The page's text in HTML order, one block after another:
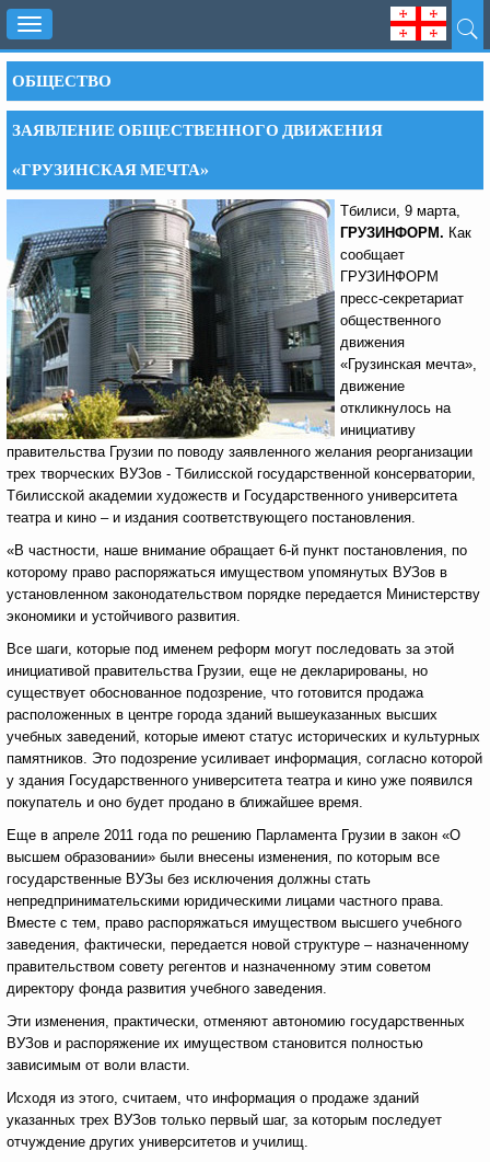
Toggle
navigation
ОБЩЕСТВО
ЗАЯВЛЕНИЕ ОБЩЕСТВЕННОГО ДВИЖЕНИЯ
«ГРУЗИНСКАЯ МЕЧТА»
Тбилиси, 9 марта,
ГРУЗИНФОРМ. Как
сообщает
ГРУЗИНФОРМ
пресс-секретариат
общественного
движения
«Грузинская мечта»,
движение
откликнулось на
инициативу
правительства Грузии по поводу заявленного желания реорганизации
трех творческих ВУЗов - Тбилисской государственной консерватории,
Тбилисской академии художеств и Государственного университета
театра и кино – и издания соответствующего постановления.
«В частности, наше внимание обращает 6-й пункт постановления, по
которому право распоряжаться имуществом упомянутых ВУЗов в
установленном законодательством порядке передается Министерству
экономики и устойчивого развития.
Все шаги, которые под именем реформ могут последовать за этой
инициативой правительства Грузии, еще не декларированы, но
существует обоснованное подозрение, что готовится продажа
расположенных в центре города зданий вышеуказанных высших
учебных заведений, которые имеют статус исторических и культурных
памятников. Это подозрение усиливает информация, согласно которой
у здания Государственного университета театра и кино уже появился
покупатель и оно будет продано в ближайшее время.
Еще в апреле 2011 года по решению Парламента Грузии в закон «О
высшем образовании» были внесены изменения, по которым все
государственные ВУЗы без исключения должны стать
непредпринимательскими юридическими лицами частного права.
Вместе с тем, право распоряжаться имуществом высшего учебного
заведения, фактически, передается новой структуре – назначенному
правительством совету регентов и назначенному этим советом
директору фонда развития учебного заведения.
Эти изменения, практически, отменяют автономию государственных
ВУЗов и распоряжение их имуществом становится полностью
зависимым от воли власти.
Исходя из этого, считаем, что информация о продаже зданий
указанных трех ВУЗов только первый шаг, за которым последует
отчуждение других университетов и училищ.